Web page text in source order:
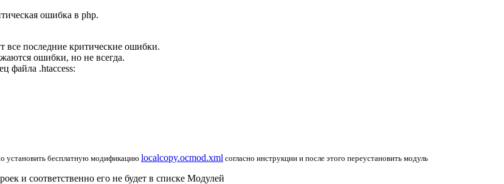
ошибка в php.
все последние критические ошибки.
ошибки, но не всегда.
файла .htaccess:
установить бесплатную модификацию localcopy.ocmod.xml согласно инструкции и после этого переустановить модуль
и соответственно его не будет в списке Модулей